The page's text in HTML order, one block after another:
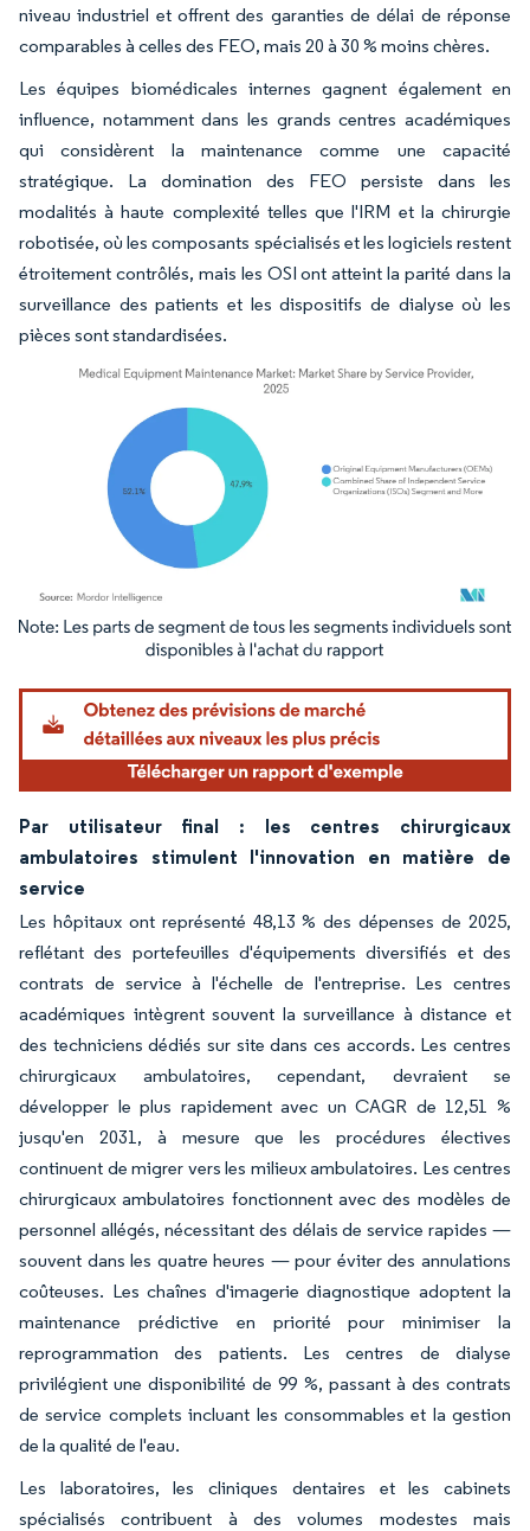
niveau industriel et offrent des garanties de délai de réponse
comparables à celles des FEO, mais 20 à 30 % moins chères.
Les équipes biomédicales internes gagnent également en
influence, notamment dans les grands centres académiques
qui considèrent la maintenance comme une capacité
stratégique. La domination des FEO persiste dans les
modalités à haute complexité telles que l'IRM et la chirurgie
robotisée, où les composants spécialisés et les logiciels restent
étroitement contrôlés, mais les OSI ont atteint la parité dans la
surveillance des patients et les dispositifs de dialyse où les
pièces sont standardisées.
Image © Mordor Intelligence. La réutilisation nécessite une attribution sous CC BY
Par utilisateur final : les centres chirurgicaux
ambulatoires stimulent l'innovation en matière de
service
Les hôpitaux ont représenté 48,13 % des dépenses de 2025,
reflétant des portefeuilles d'équipements diversifiés et des
contrats de service à l'échelle de l'entreprise. Les centres
académiques intègrent souvent la surveillance à distance et
des techniciens dédiés sur site dans ces accords. Les centres
chirurgicaux ambulatoires, cependant, devraient se
développer le plus rapidement avec un CAGR de 12,51 %
jusqu'en 2031, à mesure que les procédures électives
continuent de migrer vers les milieux ambulatoires. Les centres
chirurgicaux ambulatoires fonctionnent avec des modèles de
personnel allégés, nécessitant des délais de service rapides —
souvent dans les quatre heures — pour éviter des annulations
coûteuses. Les chaînes d'imagerie diagnostique adoptent la
maintenance prédictive en priorité pour minimiser la
reprogrammation des patients. Les centres de dialyse
privilégient une disponibilité de 99 %, passant à des contrats
de service complets incluant les consommables et la gestion
de la qualité de l'eau.
Les laboratoires, les cliniques dentaires et les cabinets
spécialisés contribuent à des volumes modestes mais